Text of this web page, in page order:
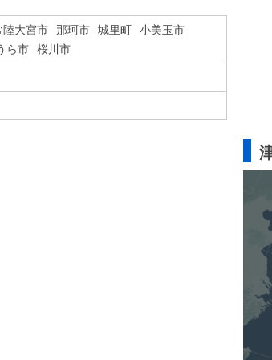
陸大宮市 那珂市 城里町
小美玉市
ら市 桜川市